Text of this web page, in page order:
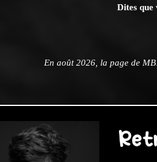
Dites que
En août 2026, la page de